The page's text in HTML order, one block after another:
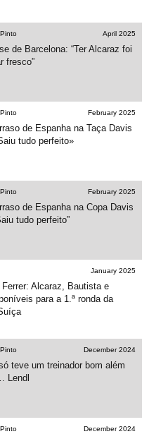
April 2025
de Barcelona: “Ter Alcaraz foi
fresco”
February 2025
de Espanha na Taça Davis
tudo perfeito»
February 2025
de Espanha na Copa Davis
tudo perfeito”
January 2025
Ferrer: Alcaraz, Bautista e
para a 1.ª ronda da
December 2024
teve um treinador bom além
Lendl
December 2024